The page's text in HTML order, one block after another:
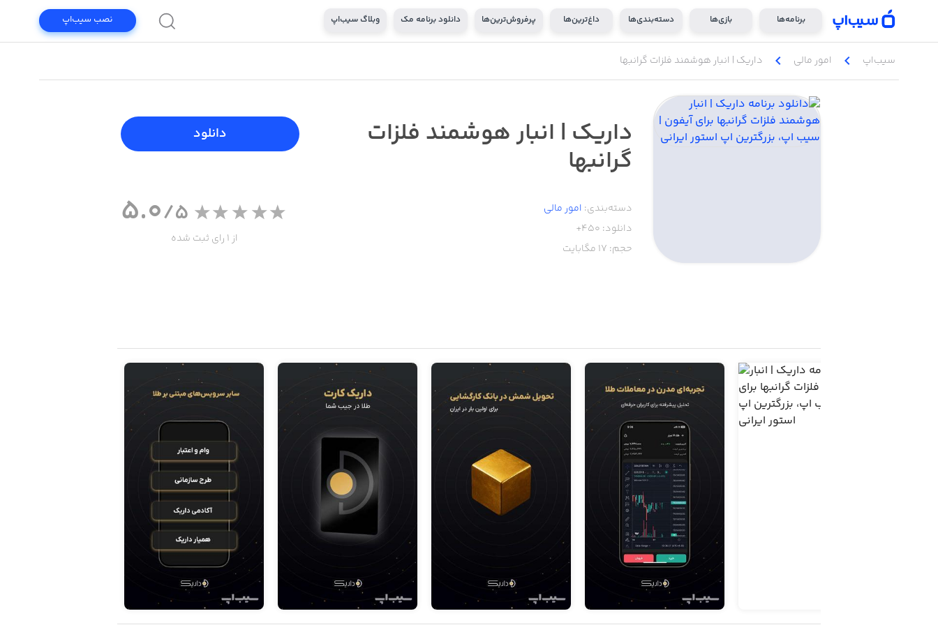
برنامه‌ها بازی‌ها دسته‌بندی‌ها داغ‌ترین‌ها پرفروش‌ترین‌ها دانلود برنامه مک وبلاگ سیب‌اپ نصب سیب‌اپ
سیب‌اپ chevron_left امور ‌مالی chevron_left داریک | انبار هوشمند فلزات گرانبها
داریک | انبار هوشمند فلزات
گرانبها
دسته‌بندی: امور ‌مالی
دانلود: 450+
حجم: 17 مگابایت
دانلود
5.0/5
از 1 رای ثبت شده